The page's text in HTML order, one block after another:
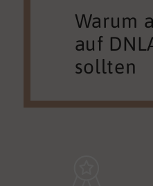
Warum
auf
sollten